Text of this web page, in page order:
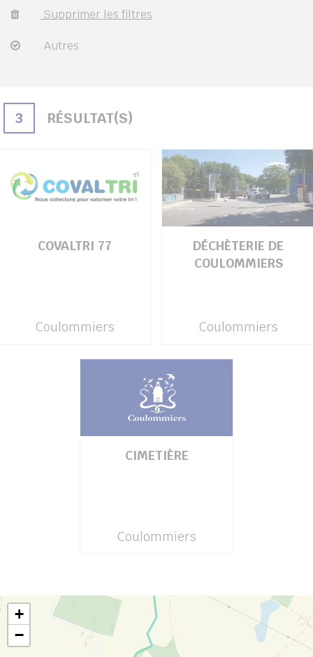
Supprimer les filtres
Autres
3 RÉSULTAT(S)
COVALTRI 77
Coulommiers
DÉCHÈTERIE DE
COULOMMIERS
Coulommiers
CIMETIÈRE
Coulommiers
+
−